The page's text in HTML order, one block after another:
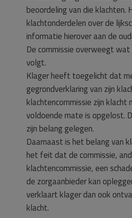
beoordeling van die
klachtonderdelen over de
informatie hierover aan de
De commissie overweegt
volgt.
Klager heeft toegelicht dat
gegrondverklaring van zijn
klachtencommissie zijn klacht
voldoende mate is opgelost.
zijn belang gelegen.
Daarnaast is het belang van
het feit dat de commissie,
klachtencommissie, een
de zorgaanbieder kan
verklaart klager dan ook
klacht.